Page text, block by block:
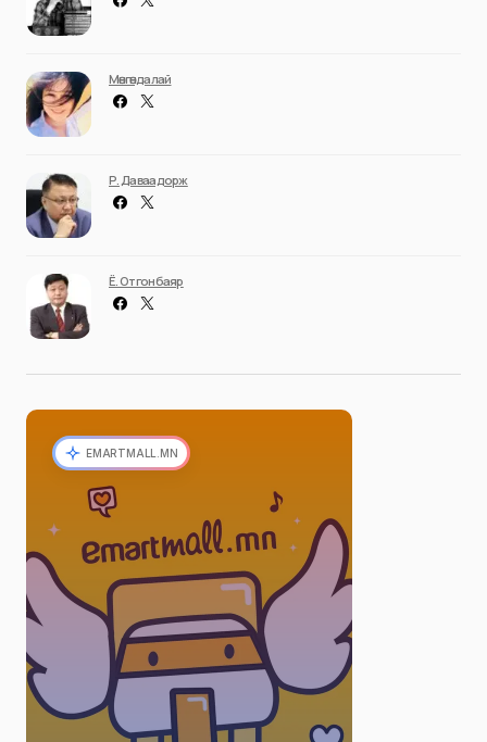
Мөнгөндалай
Р. Даваадорж
Ё. Отгонбаяр
EMARTMALL.MN